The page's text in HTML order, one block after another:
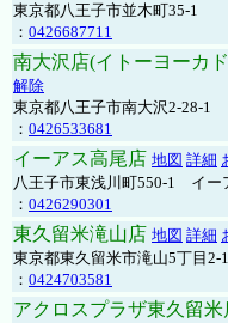
東京都八王子市並木町35-1
： 0426687711
南大沢店(イトーヨーカ
解除
東京都八王子市南大沢2-28-1
： 0426533681
イーアス高尾店 地図 詳細
八王子市東浅川町550-1 イー
： 0426290301
東久留米滝山店 地図 詳細
東京都東久留米市滝山5丁目2-1
： 0424703581
アクロスプラザ東久留米